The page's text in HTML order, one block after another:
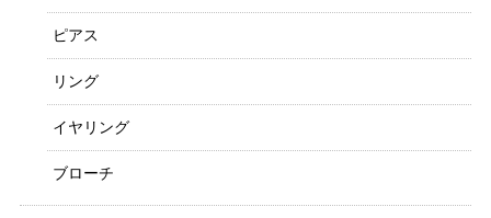
ピアス
リング
イヤリング
ブローチ